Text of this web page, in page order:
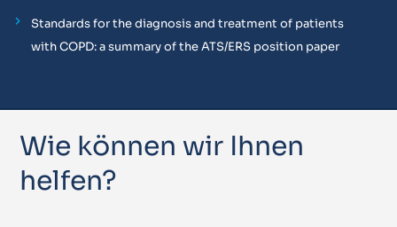
Standards for the diagnosis and treatment of patients
with COPD: a summary of the ATS/ERS position paper
Wie können wir Ihnen
helfen?